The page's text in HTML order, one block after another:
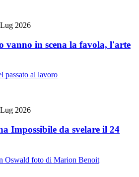
2026
vanno in scena la favola, l'arte
2026
Impossibile da svelare il 24